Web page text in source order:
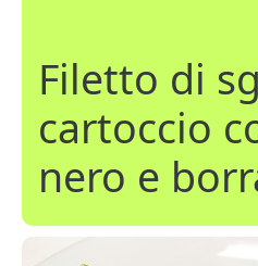
Filetto di
cartoccio
nero e